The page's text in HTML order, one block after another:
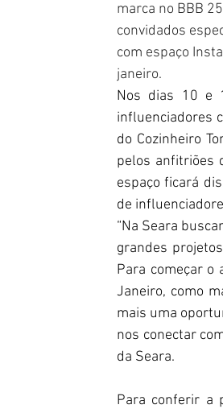
marca no BBB
convidados
com espaço
janeiro.
Nos dias 10 e
influenciadores
do Cozinheiro
pelos anfitriões
espaço ficará
de
“Na Seara
grandes
Para começar o
Janeiro, como
mais uma
nos conectar
da Seara.
Para conferir a